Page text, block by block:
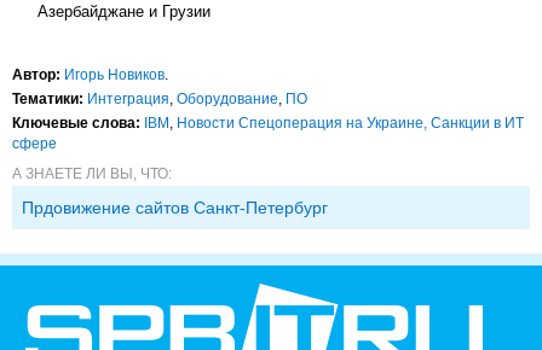
Азербайджане и Грузии
Автор: Игорь Новиков
Тематики: Интеграция Оборудование ПО
Ключевые слова: IBM Новости Спецоперация на Украине, Санкции в ИТ
сфере
А ЗНАЕТЕ ЛИ ВЫ, ЧТО:
Прдовижение сайтов Санкт-Петербург